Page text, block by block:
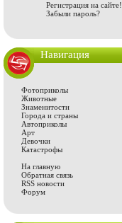
Регистрация на сайте!
Забыли пароль?
Навигация
Фотоприколы
Животные
Знаменитости
Города и страны
Автоприколы
Арт
Девочки
Катастрофы
На главную
Обратная связь
RSS новости
Форум